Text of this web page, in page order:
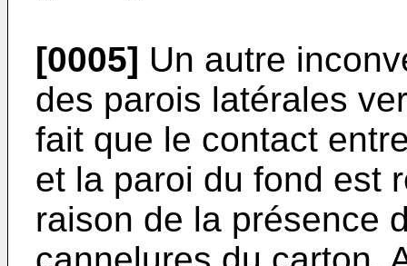
[0005] Un autre
des parois latérales
fait que le contact
et la paroi du fond est
raison de la présence